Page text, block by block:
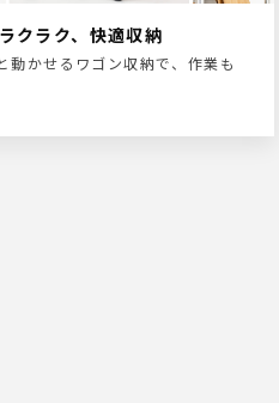
クラク、快適収納
動かせるワゴン収納で、作業も